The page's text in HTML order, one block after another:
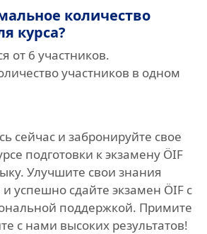
количество
курса?
от 6 участников.
участников в одном
сейчас и забронируйте свое
подготовки к экзамену ÖIF
Улучшите свои знания
успешно сдайте экзамен ÖIF с
поддержкой. Примите
с нами высоких результатов!